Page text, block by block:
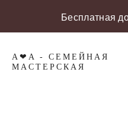
Бесплатная
A❤A - СЕМЕЙНАЯ
МАCТЕРСКАЯ